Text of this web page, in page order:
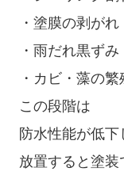
・塗膜の剥がれ
・雨だれ黒ずみ
・カビ・藻の繁
この段階は
防水性能が低下
放置すると塗装